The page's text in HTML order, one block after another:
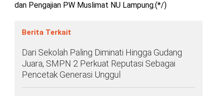
dan Pengajian PW Muslimat NU Lampung.(*/)
Berita Terkait
Dari Sekolah Paling Diminati Hingga Gudang
Juara, SMPN 2 Perkuat Reputasi Sebagai
Pencetak Generasi Unggul